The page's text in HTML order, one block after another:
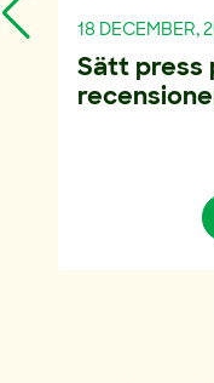
18 DECEMBER,
Sätt press